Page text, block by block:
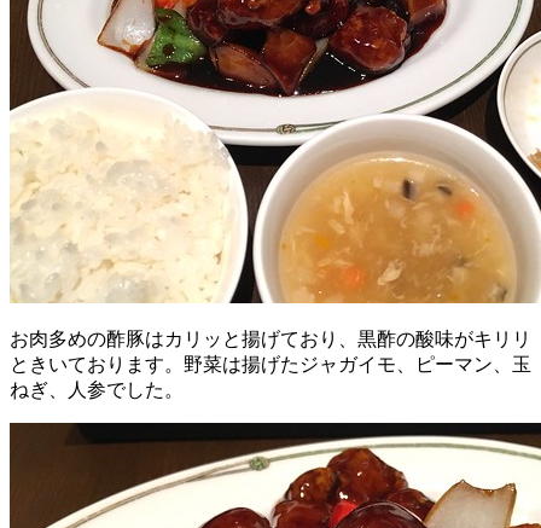
お肉多めの酢豚はカリッと揚げており、黒酢の酸味がキリリ
ときいております。野菜は揚げたジャガイモ、ピーマン、玉
ねぎ、人参でした。